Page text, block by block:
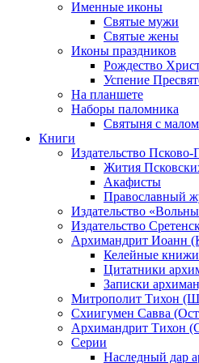
Именные иконы
Святые мужи
Святые жены
Иконы праздников
Рождество
Успение
На планшете
Наборы паломника
Святыня с малом
Книги
Издательство
Жития
Акафисты
Православный
Издательство
Издательство
Архимандрит Иоанн
Келейные
Цитатники
Записки
Митрополит Тихон
Схиигумен Савва
Архимандрит Тихон
Серии
Наследный дар